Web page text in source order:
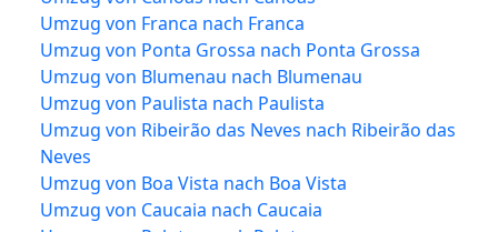
Umzug von Franca nach Franca
Umzug von Ponta Grossa nach Ponta Grossa
Umzug von Blumenau nach Blumenau
Umzug von Paulista nach Paulista
Umzug von Ribeirão das Neves nach Ribeirão das
Neves
Umzug von Boa Vista nach Boa Vista
Umzug von Caucaia nach Caucaia